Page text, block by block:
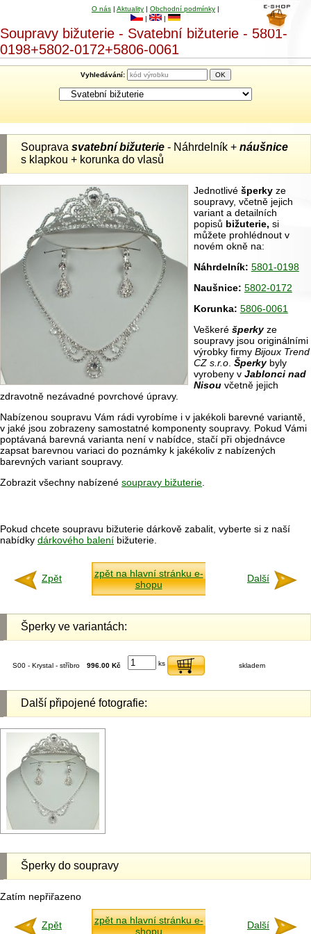
O nás | Aktuality | Obchodní podmínky |
|
|
Soupravy bižuterie - Svatební bižuterie - 5801-
0198+5802-0172+5806-0061
Vyhledávání:
Souprava svatební bižuterie - Náhrdelník + náušnice
s klapkou + korunka do vlasů
Jednotlivé šperkyze
soupravy, včetně jejich
variant a detailních
popisů bižuterie, si
můžete prohlédnout v
novém okně na:
Náhrdelník: 5801-0198
Naušnice: 5802-0172
Korunka: 5806-0061
Veškeréšperkyze
soupravy jsou originálními
výrobky firmy Bijoux Trend
CZ s.r.o. Šperky byly
vyrobeny v Jablonci nad
Nisouvčetně jejich
zdravotně nezávadné povrchové úpravy.
Nabízenou soupravu Vám rádi vyrobíme i v jakékoli barevné variantě,
v jaké jsou zobrazeny samostatné komponenty soupravy. Pokud Vámi
poptávaná barevná varianta není v nabídce, stačí při objednávce
zapsat barevnou variaci do poznámky k jakékoliv z nabízených
barevných variant soupravy.
Zobrazit všechny nabízené soupravy bižuterie
Pokud chcete soupravu bižuterie dárkově zabalit, vyberte si z naší
nabídky dárkového balení bižuterie.
Zpět
zpět na hlavní stránku e-
shopu
Další
Šperky ve variantách:
S00 - Krystal - stříbro 996.00 Kč ks skladem
Další připojené fotografie:
Šperky do soupravy
Zatím nepřiřazeno
Zpět
zpět na hlavní stránku e-
shopu
Další